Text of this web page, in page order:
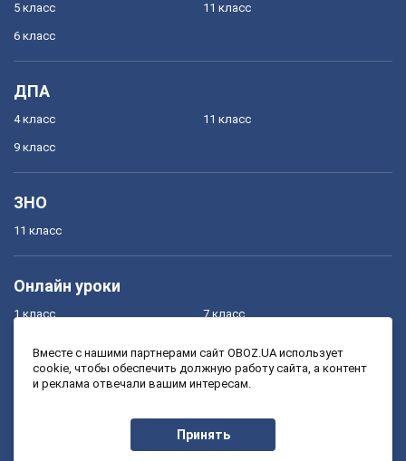
5 класс
6 класс
11 класс
ДПА
4 класс
9 класс
11 класс
ЗНО
11 класс
Онлайн уроки
1 класс
3 класс
7 класс
9 класс
Вместе с нашими партнерами сайт OBOZ.UA использует
cookie, чтобы обеспечить должную работу сайта, а контент
и реклама отвечали вашим интересам.
Принять